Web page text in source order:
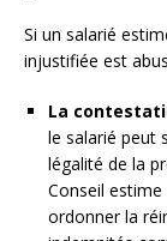
Si un salarié
injustifiée est
La
le salarié peut
légalité de la
Conseil
ordonner la